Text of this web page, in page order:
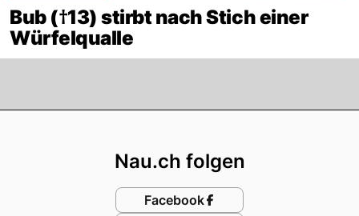
Bub (†13) stirbt nach Stich einer
Würfelqualle
Nau.ch folgen
Facebook